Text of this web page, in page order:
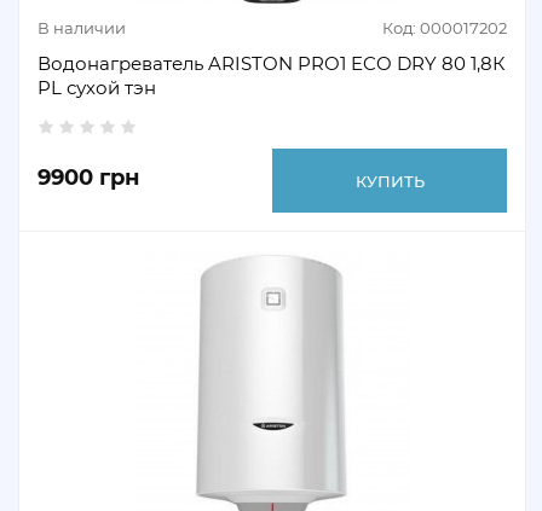
В наличии Код: 000017202
Водонагреватель ARISTON PRO1 ECO DRY 80 1,8К
PL сухой тэн
9900 грн КУПИТЬ